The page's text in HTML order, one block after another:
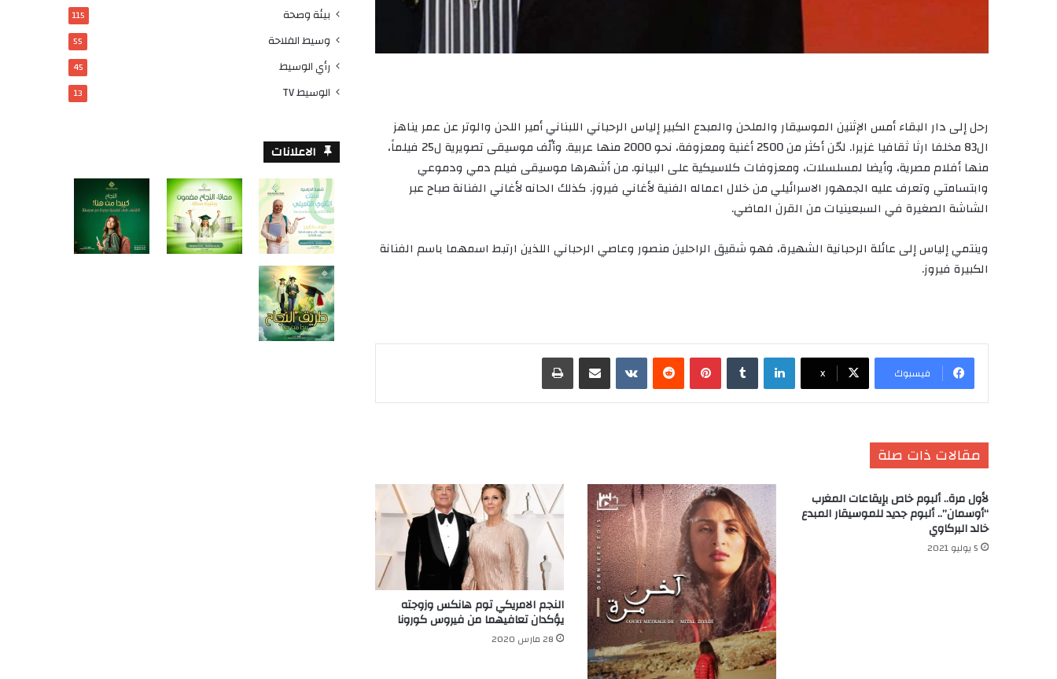
رحل إلى دار البقاء أمس الإثنين الموسيقار والملحن والمبدع الكبير إلياس الرحباني اللبناني أمير اللحن والوتر عن عمر يناهز
ال83 مخلفا ارثا ثقافيا غزيرا. لحّن أكثر من 2500 أغنية ومعزوفة، نحو 2000 منها عربية. وألّف موسيقى تصويرية ل25 فيلماً،
منها أفلام مصرية، وأيضا لمسلسلات، ومعزوفات كلاسيكية على البيانو. من أشهرها موسيقى فيلم دمي ودموعي
وابتسامتي وتعرف عليه الجمهور الاسرائيلي من خلال اعماله الفنية لأغاني فيروز. كذلك الحانه لأغاني الفنانة صباح عبر
الشاشة الصغيرة في السبعينيات من القرن الماضي.
وينتمي إلياس إلى عائلة الرحبانية الشهيرة، فهو شقيق الراحلين منصور وعاصي الرحباني اللذين ارتبط اسمهما باسم الفنانة
الكبيرة فيروز.
فيسبوك X
لينكدإن بينتيريست
مقالات ذات صلة
لأول مرة.. ألبوم خاص بإيقاعات المغرب
“أوسمان”.. ألبوم جديد للموسيقار المبدع
خالد البركاوي
5 يوليو 2021
النجم الامريكي توم هانكس وزوجته
يؤكدان تعافيهما من فيروس كورونا
28 مارس 2020
بيئة وصحة 115
وسيط الفلاحة 55
رأي الوسيط 45
الوسيط TV 13
الاعلانات